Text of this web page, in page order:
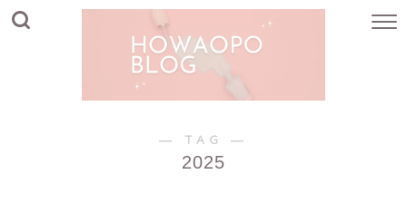
― TAG ―
2025